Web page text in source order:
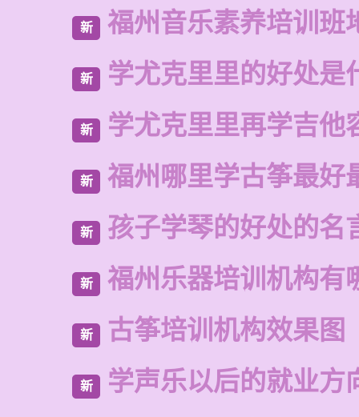
新 福州音乐素养培训班
新 学尤克里里的好处是
新 学尤克里里再学吉他
新 福州哪里学古筝最好
新 孩子学琴的好处的名
新 福州乐器培训机构有
新 古筝培训机构效果图
新 学声乐以后的就业方